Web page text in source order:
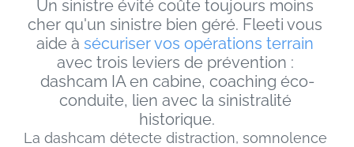
Un sinistre évité coûte toujours moins
cher qu'un sinistre bien géré. Fleeti vous
aide à sécuriser vos opérations terrain
avec trois leviers de prévention :
dashcam IA en cabine, coaching éco-
conduite, lien avec la sinistralité
historique.
La dashcam détecte distraction, somnolence